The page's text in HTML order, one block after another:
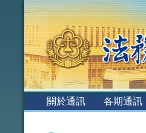
關於通訊 各期通訊